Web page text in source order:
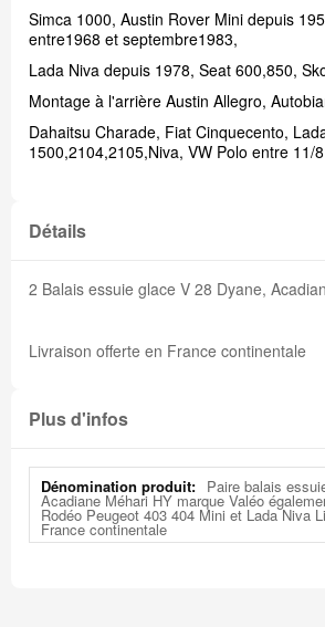
Simca 1000, Austin Rover Mini depuis
entre1968 et septembre1983,
Lada Niva depuis 1978, Seat 600,850,
Montage à l'arrière Austin Allegro,
Dahaitsu Charade, Fiat Cinquecento,
1500,2104,2105,Niva, VW Polo entre 11/
Détails
2 Balais essuie glace V 28 Dyane,
Livraison offerte en France continentale
Plus d'infos
Plus
d'infos
Paire balais
Acadiane Méhari HY marque Valéo
Rodéo Peugeot 403 404 Mini et Lada Niva
France continentale